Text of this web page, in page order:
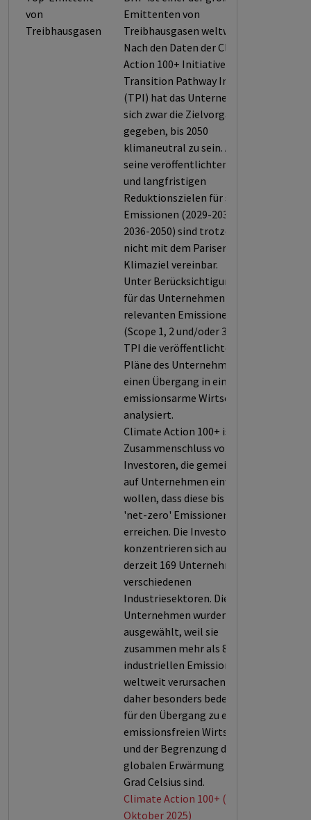
von
Treibhausgasen
Emittenten von
Treibhausgasen weltweit.
Nach den Daten der Climate
Action 100+ Initiative bzw. der
Transition Pathway Initiative
(TPI) hat das Unternehmen
sich zwar die Zielvorgabe
gegeben, bis 2050
klimaneutral zu sein. Aber
seine veröffentlichten mittel-
und langfristigen
Reduktionszielen für seine
Emissionen (2029-2035 bzw.
2036-2050) sind trotzdem
nicht mit dem Pariser
Klimaziel vereinbar.
Unter Berücksichtigung der
für das Unternehmen
relevanten Emissionen
(Scope 1, 2 und/oder 3) hat die
TPI die veröffentlichten
Pläne des Unternehmens für
einen Übergang in eine
emissionsarme Wirtschaft
analysiert.
Climate Action 100+ ist ein
Zusammenschluss von
Investoren, die gemeinsam
auf Unternehmen einwirken
wollen, dass diese bis 2050
'net-zero' Emissionen
erreichen. Die Investoren
konzentrieren sich auf
derzeit 169 Unternehmen aus
verschiedenen
Industriesektoren. Die
Unternehmen wurden
ausgewählt, weil sie
zusammen mehr als 80% der
industriellen Emissionen
weltweit verursachen und
daher besonders bedeutsam
für den Übergang zu einer
emissionsfreien Wirtschaft
und der Begrenzung der
globalen Erwärmung um 1,5
Grad Celsius sind.
Climate Action 100+ (Stand:
Oktober 2025)